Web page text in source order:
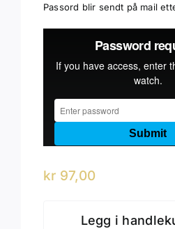
Passord blir sendt på mail
kr 97,00
Legg i